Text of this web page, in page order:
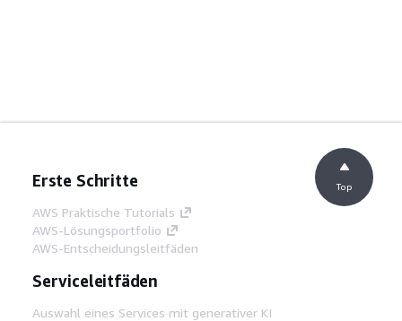
Erste Schritte
AWS Praktische Tutorials
AWS-Lösungsportfolio
AWS-Entscheidungsleitfäden
Serviceleitfäden
Auswahl eines Services mit generativer KI
Top